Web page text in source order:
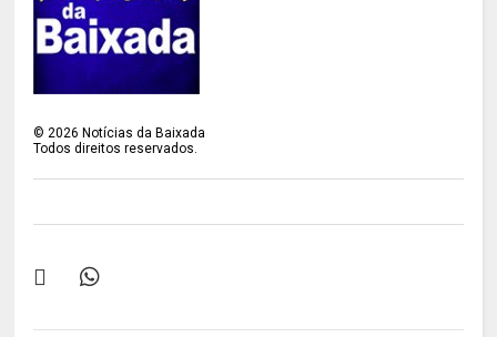
©2026 Notícias da Baixada
Todos direitos reservados.